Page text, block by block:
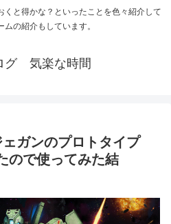
くと得かな？といったことを色々紹介して
ムの紹介もしています。
グ 気楽な時間
ガンのプロトタイプ
ので使ってみた結